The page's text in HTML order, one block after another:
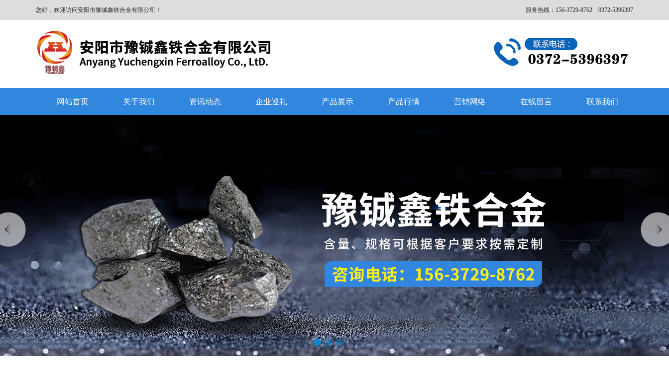
您好，欢迎访问安阳市豫铖鑫铁合金有限公司！ 服务热线：156-3729-8762 0372-5396397
网站首页 关于我们 资讯动态 企业巡礼 产品展示 产品行情 营销网络 在线留言 联系我们